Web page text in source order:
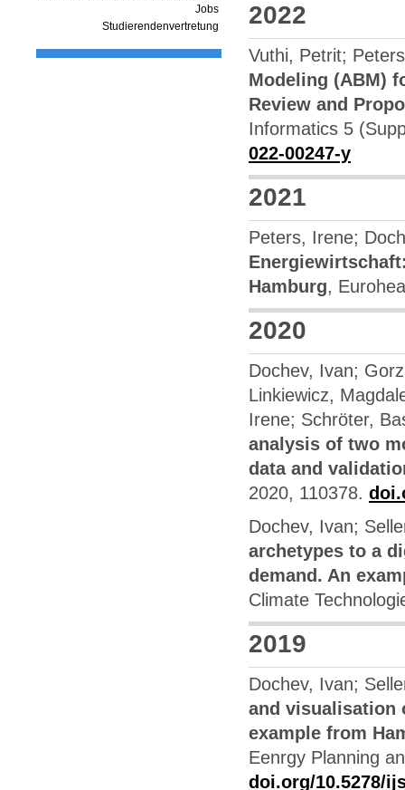
Jobs
Studierendenvertretung
2022
Vuthi, Petrit;
Modeling (ABM)
Review and
Informatics 5
022-00247-y
2021
Peters, Irene;
Hamburg,
2020
Dochev, Ivan;
Linkiewicz,
Irene; Schröter,
analysis of two
data and
2020, 110378.
Dochev, Ivan;
archetypes to a
demand. An
Climate
2019
Dochev, Ivan;
and visualisation
example from
Eenrgy Planning
doi.org/10.5278/